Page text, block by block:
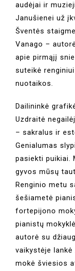
audėjai ir
Janušienei už
Šventės
Vanago –
apie pirmąjį
suteikė
nuotaikos.
Dailininkė
Uzdraitė
– sakralus ir
Genialumas
pasiekti puikiai.
gyvos mūsų
Renginio metu
šešiametė
fortepijono
pianistų
autorė su
vaikystėje
mokė šviesios